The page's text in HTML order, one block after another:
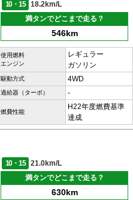
10・15
18.2km/L
満タンでどこまで走る？
546km
使用燃料
エンジン
レギュラー
ガソリン
駆動方式 4WD
過給器（ターボ） -
燃費性能
H22年度燃費基準
達成
10・15
21.0km/L
満タンでどこまで走る？
630km